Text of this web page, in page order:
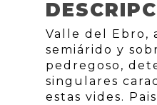
Valle del Ebro,
semiárido y
pedregoso,
singulares
estas vides.